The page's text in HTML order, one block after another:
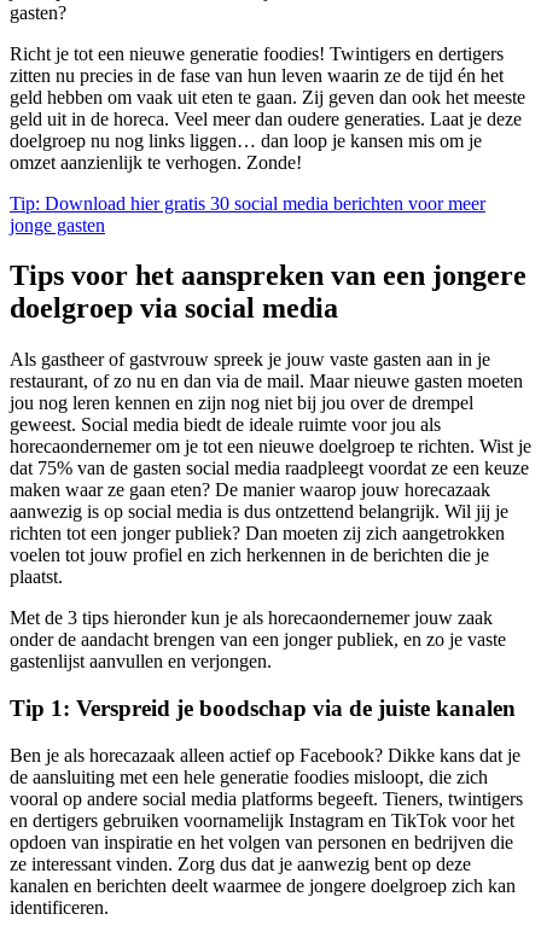
gasten?
Richt je tot een nieuwe generatie foodies! Twintigers en dertigers
zitten nu precies in de fase van hun leven waarin ze de tijd én het
geld hebben om vaak uit eten te gaan. Zij geven dan ook het meeste
geld uit in de horeca. Veel meer dan oudere generaties. Laat je deze
doelgroep nu nog links liggen… dan loop je kansen mis om je
omzet aanzienlijk te verhogen. Zonde!
Tip: Download hier gratis 30 social media berichten voor meer
jonge gasten
Tips voor het aanspreken van een jongere
doelgroep via social media
Als gastheer of gastvrouw spreek je jouw vaste gasten aan in je
restaurant, of zo nu en dan via de mail. Maar nieuwe gasten moeten
jou nog leren kennen en zijn nog niet bij jou over de drempel
geweest. Social media biedt de ideale ruimte voor jou als
horecaondernemer om je tot een nieuwe doelgroep te richten. Wist je
dat 75% van de gasten social media raadpleegt voordat ze een keuze
maken waar ze gaan eten? De manier waarop jouw horecazaak
aanwezig is op social media is dus ontzettend belangrijk. Wil jij je
richten tot een jonger publiek? Dan moeten zij zich aangetrokken
voelen tot jouw profiel en zich herkennen in de berichten die je
plaatst.
Met de 3 tips hieronder kun je als horecaondernemer jouw zaak
onder de aandacht brengen van een jonger publiek, en zo je vaste
gastenlijst aanvullen en verjongen.
Tip 1: Verspreid je boodschap via de juiste kanalen
Ben je als horecazaak alleen actief op Facebook? Dikke kans dat je
de aansluiting met een hele generatie foodies misloopt, die zich
vooral op andere social media platforms begeeft. Tieners, twintigers
en dertigers gebruiken voornamelijk Instagram en TikTok voor het
opdoen van inspiratie en het volgen van personen en bedrijven die
ze interessant vinden. Zorg dus dat je aanwezig bent op deze
kanalen en berichten deelt waarmee de jongere doelgroep zich kan
identificeren.